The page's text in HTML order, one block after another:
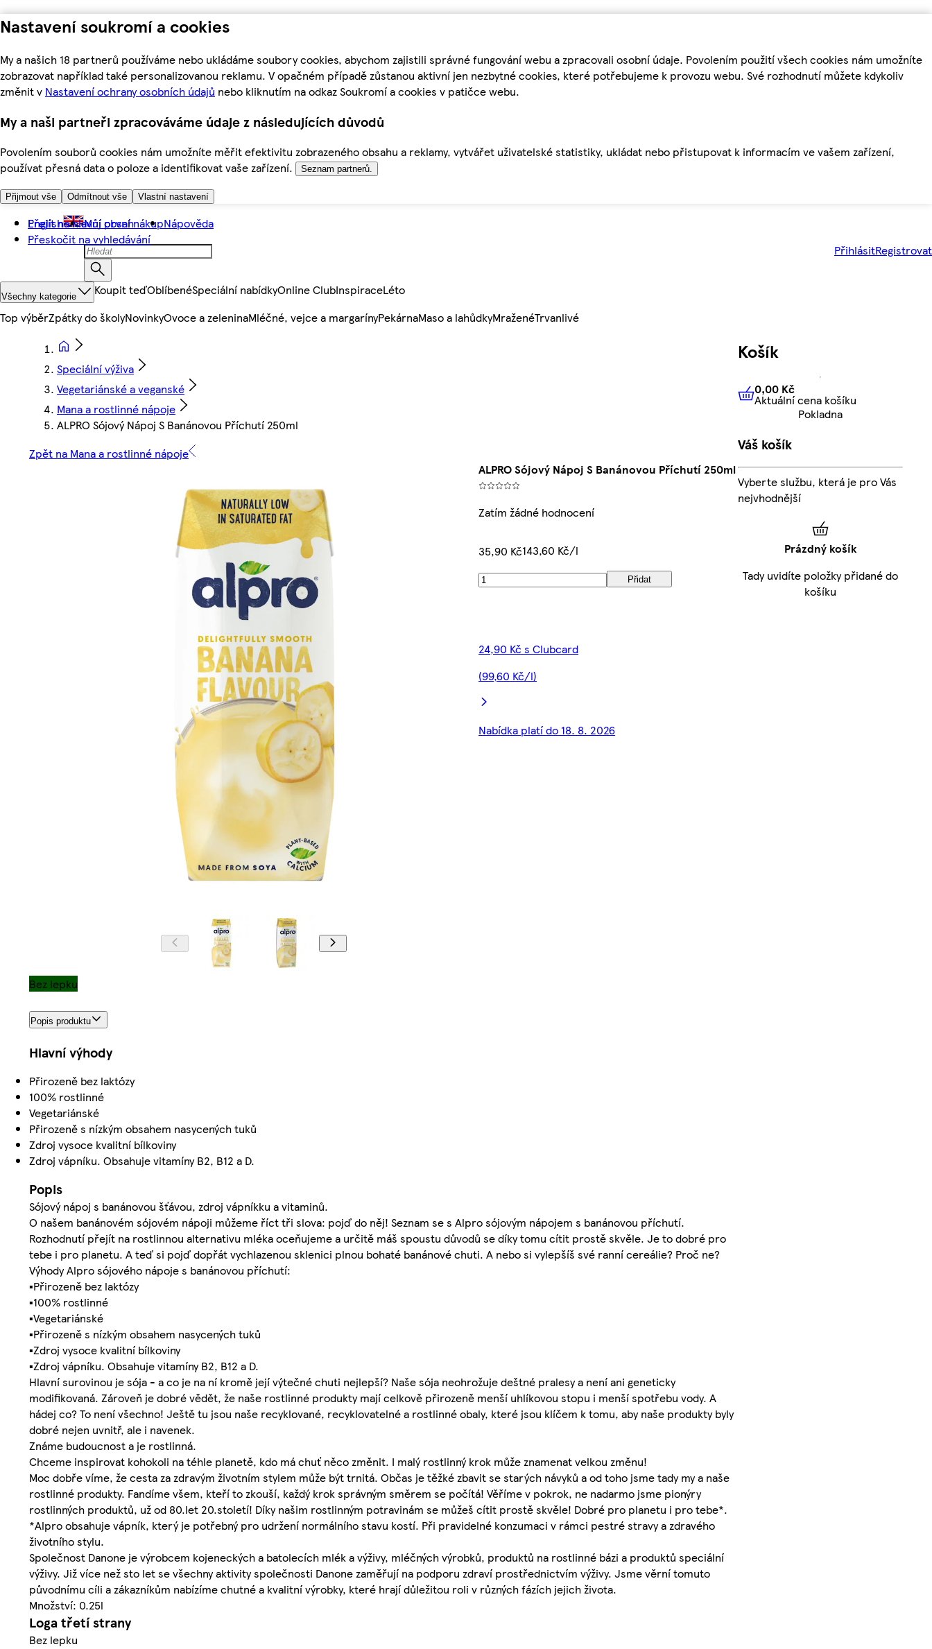
Nastavení soukromí a cookies
My a našich 18 partnerů používáme nebo ukládáme soubory cookies, abychom zajistili správné fungování webu a zpracovali osobní údaje. Povolením použití všech cookies nám umožníte
zobrazovat například také personalizovanou reklamu. V opačném případě zůstanou aktivní jen nezbytné cookies, které potřebujeme k provozu webu. Své rozhodnutí můžete kdykoliv
změnit v Nastavení ochrany osobních údajů nebo kliknutím na odkaz Soukromí a cookies v patičce webu.
My a naši partneři zpracováváme údaje z následujících důvodů
Povolením souborů cookies nám umožníte měřit efektivitu zobrazeného obsahu a reklamy, vytvářet uživatelské statistiky, ukládat nebo přistupovat k informacím ve vašem zařízení,
používat přesná data o poloze a identifikovat vaše zařízení.
Seznam partnerů.
Přijmout vše Odmítnout vše Vlastní nastavení
Přejít na hlavní obsah
Přeskočit na vyhledávání
English Můj první nákupNápověda
PřihlásitRegistrovat
Všechny kategorie Koupit teďOblíbenéSpeciální nabídkyOnline ClubInspiraceLéto
Top výběrZpátky do školyNovinkyOvoce a zeleninaMléčné, vejce a margarínyPekárnaMaso a lahůdkyMraženéTrvanlivé
Speciální výživa
Vegetariánské a veganské
Mana a rostlinné nápoje
ALPRO Sójový Nápoj S Banánovou Příchutí 250ml
Zpět na Mana a rostlinné nápoje
ALPRO Sójový Nápoj S Banánovou Příchutí 250ml
Zatím žádné hodnocení
35,90 Kč143,60 Kč/l
Přidat
24,90 Kč s Clubcard
(99,60 Kč/l)
Nabídka platí do 18. 8. 2026
Bez lepku
Popis produktu
Hlavní výhody
Přirozeně bez laktózy
100% rostlinné
Vegetariánské
Přirozeně s nízkým obsahem nasycených tuků
Zdroj vysoce kvalitní bílkoviny
Zdroj vápníku. Obsahuje vitamíny B2, B12 a D.
Popis
Sójový nápoj s banánovou šťávou, zdroj vápníkku a vitaminů.
O našem banánovém sójovém nápoji můžeme říct tři slova: pojď do něj! Seznam se s Alpro sójovým nápojem s banánovou příchutí.
Rozhodnutí přejít na rostlinnou alternativu mléka oceňujeme a určitě máš spoustu důvodů se díky tomu cítit prostě skvěle. Je to dobré pro
tebe i pro planetu. A teď si pojď dopřát vychlazenou sklenici plnou bohaté banánové chuti. A nebo si vylepšíš své ranní cereálie? Proč ne?
Výhody Alpro sójového nápoje s banánovou příchutí:
▪Přirozeně bez laktózy
▪100% rostlinné
▪Vegetariánské
▪Přirozeně s nízkým obsahem nasycených tuků
▪Zdroj vysoce kvalitní bílkoviny
▪Zdroj vápníku. Obsahuje vitamíny B2, B12 a D.
Hlavní surovinou je sója - a co je na ní kromě její výtečné chuti nejlepší? Naše sója neohrožuje deštné pralesy a není ani geneticky
modifikovaná. Zároveň je dobré vědět, že naše rostlinné produkty mají celkově přirozeně menší uhlíkovou stopu i menší spotřebu vody. A
hádej co? To není všechno! Ještě tu jsou naše recyklované, recyklovatelné a rostlinné obaly, které jsou klíčem k tomu, aby naše produkty byly
dobré nejen uvnitř, ale i navenek.
Známe budoucnost a je rostlinná.
Chceme inspirovat kohokoli na téhle planetě, kdo má chuť něco změnit. I malý rostlinný krok může znamenat velkou změnu!
Moc dobře víme, že cesta za zdravým životním stylem může být trnitá. Občas je těžké zbavit se starých návyků a od toho jsme tady my a naše
rostlinné produkty. Fandíme všem, kteří to zkouší, každý krok správným směrem se počítá! Věříme v pokrok, ne nadarmo jsme pionýry
rostlinných produktů, už od 80.let 20.století! Díky našim rostlinným potravinám se můžeš cítit prostě skvěle! Dobré pro planetu i pro tebe*.
*Alpro obsahuje vápník, který je potřebný pro udržení normálního stavu kostí. Při pravidelné konzumaci v rámci pestré stravy a zdravého
životního stylu.
Společnost Danone je výrobcem kojeneckých a batolecích mlék a výživy, mléčných výrobků, produktů na rostlinné bázi a produktů speciální
výživy. Již více než sto let se všechny aktivity společnosti Danone zaměřují na podporu zdraví prostřednictvím výživy. Jsme věrní tomuto
původnímu cíli a zákazníkům nabízíme chutné a kvalitní výrobky, které hrají důležitou roli v různých fázích jejich života.
Množství: 0.25l
Loga třetí strany
Bez lepku
Košík
0,00 KčAktuální cena košíku
0,00 Kč
Aktuální cena košíku
Pokladna
Váš košík
Vyberte službu, která je pro Vás
nejvhodnější
Prázdný košík
Tady uvidíte položky přidané do
košíku